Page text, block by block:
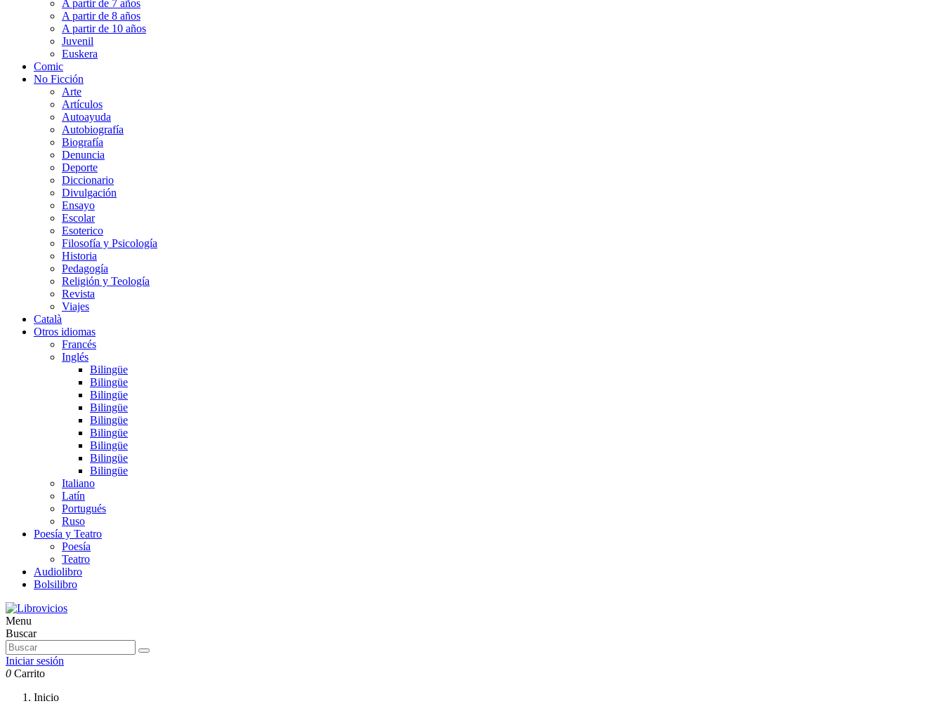
A partir de 7 años
A partir de 8 años
A partir de 10 años
Juvenil
Euskera
Comic
No Ficción
Arte
Artículos
Autoayuda
Autobiografía
Biografía
Denuncia
Deporte
Diccionario
Divulgación
Ensayo
Escolar
Esoterico
Filosofía y Psicología
Historia
Pedagogía
Religión y Teología
Revista
Viajes
Català
Otros idiomas
Francés
Inglés
Bilingüe
Bilingüe
Bilingüe
Bilingüe
Bilingüe
Bilingüe
Bilingüe
Bilingüe
Bilingüe
Italiano
Latín
Portugués
Ruso
Poesía y Teatro
Poesía
Teatro
Audiolibro
Bolsilibro
Menu
Buscar
Iniciar sesión
0 Carrito
Inicio